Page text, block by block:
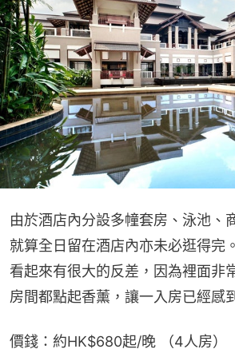
由於酒店內分設多幢套房、泳池、
就算全日留在酒店內亦未必逛得完
看起來有很大的反差，因為裡面非
房間都點起香薰，讓一入房已經感
價錢：約HK$680起/晚 （4人房）